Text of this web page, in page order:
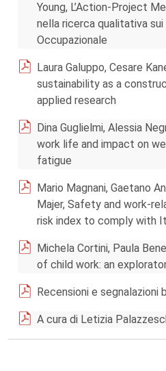
Young, L’Action-Project
nella ricerca qualitativa
Occupazionale
Laura Galuppo, Cesare
sustainability as a
applied research
Dina Guglielmi, Alessia
work life and impact on
fatigue
Mario Magnani, Gaetano
Majer, Safety and work-
risk index to comply with
Michela Cortini, Paula
of child work: an
Recensioni e segnalazioni
A cura di Letizia